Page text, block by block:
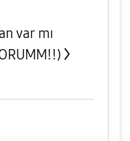
var mı